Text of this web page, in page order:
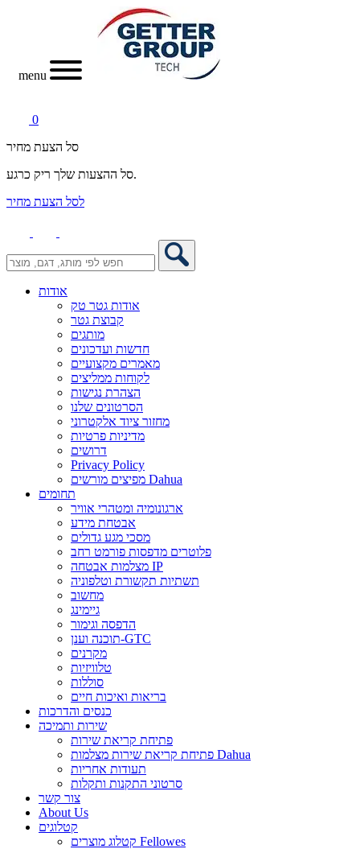
menu
0
סל הצעת מחיר
סל ההצעות שלך ריק כרגע.
לסל הצעת מחיר
אודות
אודות גטר טק
קבוצת גטר
מותגים
חדשות ועדכונים
מאמרים מקצועיים
לקוחות ממליצים
הצהרת נגישות
הסרטונים שלנו
מחזור ציוד אלקטרוני
מדיניות פרטיות
דרושים
Privacy Policy
מפיצים מורשים Dahua
תחומים
ארגונומיה ומטהרי אוויר
אבטחת מידע
מסכי מגע גדולים
פלוטרים מדפסות פורמט רחב
מצלמות אבטחה IP
תשתיות תקשורת וטלפוניה
מחשוב
גיימינג
הדפסה וגימור
תוכנה וענן-GTC
מקרנים
טלוויזיות
סוללות
בריאות ואיכות חיים
כנסים והדרכות
שירות ותמיכה
פתיחת קריאת שירות
פתיחת קריאת שירות מצלמות Dahua
תעודות אחריות
סרטוני התקנות ותקלות
צור קשר
About Us
קטלוגים
קטלוג מוצרים Fellowes